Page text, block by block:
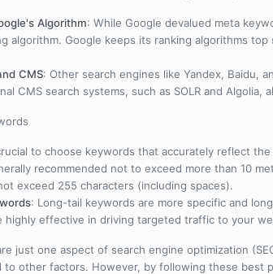
Algorithm: While Google devalued meta
algorithm. Google keeps its ranking algorithms
CMS: Other search engines like Yandex, Baidu,
CMS search systems, such as SOLR and Algolia,
to choose keywords that accurately reflect
recommended not to exceed more than 10
exceed 255 characters (including spaces).
: Long-tail keywords are more specific and
highly effective in driving targeted traffic to your
just one aspect of search engine optimization
to other factors. However, by following these best